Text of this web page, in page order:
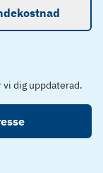
dig uppdaterad.